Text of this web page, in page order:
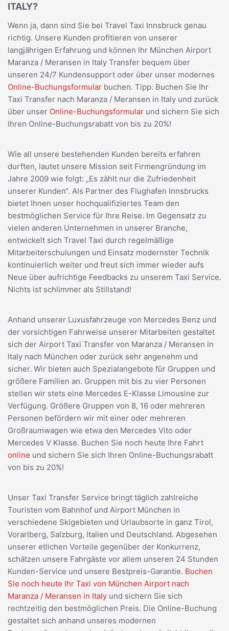
ITALY?
Wenn ja, dann sind Sie bei Travel Taxi Innsbruck genau
richtig. Unsere Kunden profitieren von unserer
langjährigen Erfahrung und können Ihr München Airport
Maranza / Meransen in Italy Transfer bequem über
unseren 24/7 Kundensupport oder über unser modernes
Online-Buchungsformular buchen. Tipp: Buchen Sie Ihr
Taxi Transfer nach Maranza / Meransen in Italy und zurück
über unser Online-Buchungsformular und sichern Sie sich
Ihren Online-Buchungsrabatt von bis zu 20%!
Wie all unsere bestehenden Kunden bereits erfahren
durften, lautet unsere Mission seit Firmengründung im
Jahre 2009 wie folgt: „Es zählt nur die Zufriedenheit
unserer Kunden“. Als Partner des Flughafen Innsbrucks
bietet Ihnen unser hochqualifiziertes Team den
bestmöglichen Service für Ihre Reise. Im Gegensatz zu
vielen anderen Unternehmen in unserer Branche,
entwickelt sich Travel Taxi durch regelmäßige
Mitarbeiterschulungen und Einsatz modernster Technik
kontinuierlich weiter und freut sich immer wieder aufs
Neue über aufrichtige Feedbacks zu unserem Taxi Service.
Nichts ist schlimmer als Stillstand!
Anhand unserer Luxusfahrzeuge von Mercedes Benz und
der vorsichtigen Fahrweise unserer Mitarbeiten gestaltet
sich der Airport Taxi Transfer von Maranza / Meransen in
Italy nach München oder zurück sehr angenehm und
sicher. Wir bieten auch Spezialangebote für Gruppen und
größere Familien an. Gruppen mit bis zu vier Personen
stellen wir stets eine Mercedes E-Klasse Limousine zur
Verfügung. Größere Gruppen von 8, 16 oder mehreren
Personen befördern wir mit einer oder mehreren
Großraumwagen wie etwa den Mercedes Vito oder
Mercedes V Klasse. Buchen Sie noch heute Ihre Fahrt
online und sichern Sie sich Ihren Online-Buchungsrabatt
von bis zu 20%!
Unser Taxi Transfer Service bringt täglich zahlreiche
Touristen vom Bahnhof und Airport München in
verschiedene Skigebieten und Urlaubsorte in ganz Tirol,
Vorarlberg, Salzburg, Italien und Deutschland. Abgesehen
unserer etlichen Vorteile gegenüber der Konkurrenz,
schätzen unsere Fahrgäste vor allem unseren 24 Stunden
Kunden-Service und unsere Bestpreis-Garantie. Buchen
Sie noch heute Ihr Taxi von München Airport nach
Maranza / Meransen in Italy und sichern Sie sich
rechtzeitig den bestmöglichen Preis. Die Online-Buchung
gestaltet sich anhand unseres modernen